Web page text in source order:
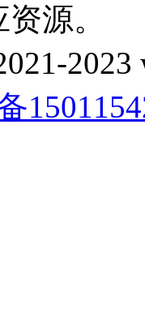
源。
2023